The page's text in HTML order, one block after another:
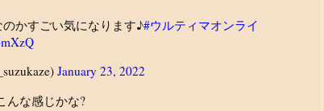
かすごい気になります♪#ウルティマオンライ
January 23, 2022
んな感じかな?